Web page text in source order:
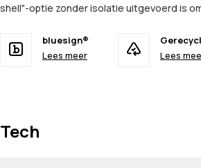
shell"-optie zonder isolatie uitgevoerd is
bluesign®
Lees meer
Lees
Tech